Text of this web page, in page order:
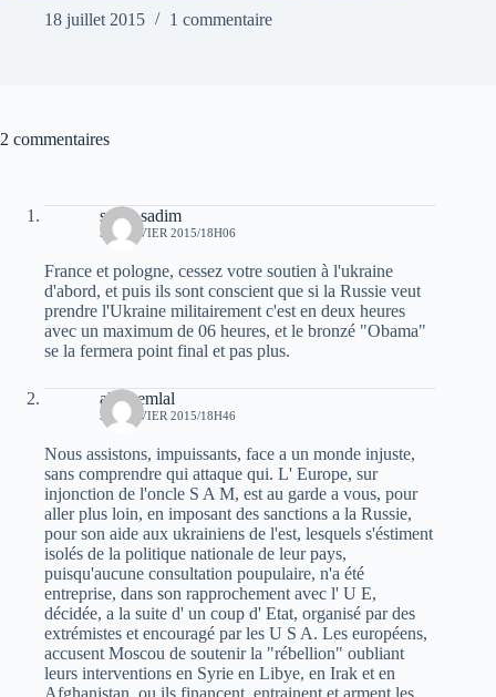
18 juillet 2015
1 commentaire
2 commentaires
sarah sadim
31 JANVIER 2015/18H06
France et pologne, cessez votre soutien à l'ukraine
d'abord, et puis ils sont conscient que si la Russie veut
prendre l'Ukraine militairement c'est en deux heures
avec un maximum de 06 heures, et le bronzé "Obama"
se la fermera point final et pas plus.
ali chemlal
31 JANVIER 2015/18H46
Nous assistons, impuissants, face a un monde injuste,
sans comprendre qui attaque qui. L' Europe, sur
injonction de l'oncle S A M, est au garde a vous, pour
aller plus loin, en imposant des sanctions a la Russie,
pour son aide aux ukrainiens de l'est, lesquels s'éstiment
isolés de la politique nationale de leur pays,
puisqu'aucune consultation poupulaire, n'a été
entreprise, dans son rapprochement avec l' U E,
décidée, a la suite d' un coup d' Etat, organisé par des
extrémistes et encouragé par les U S A. Les européens,
accusent Moscou de soutenir la "rébellion" oubliant
leurs interventions en Syrie en Libye, en Irak et en